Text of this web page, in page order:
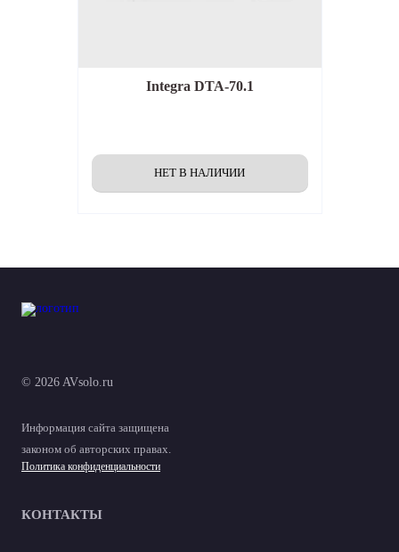
Integra DTA-70.1
© 2026 AVsolo.ru
Информация сайта защищена
законом об авторских правах.
Политика конфиденциальности
КОНТАКТЫ